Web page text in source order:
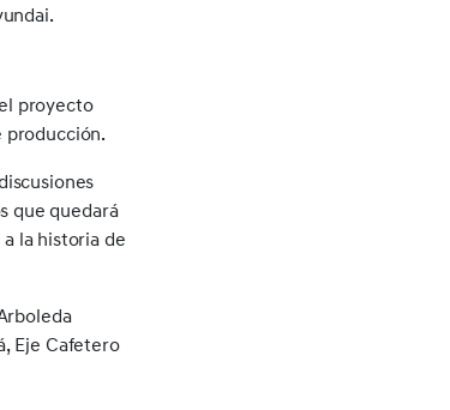
proyecto
producción.
que quedará
la historia de
Eje Cafetero